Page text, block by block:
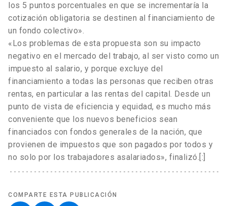
los 5 puntos porcentuales en que se incrementaría la
cotización obligatoria se destinen al financiamiento de
un fondo colectivo».
«Los problemas de esta propuesta son su impacto
negativo en el mercado del trabajo, al ser visto como un
impuesto al salario, y porque excluye del
financiamiento a todas las personas que reciben otras
rentas, en particular a las rentas del capital. Desde un
punto de vista de eficiencia y equidad, es mucho más
conveniente que los nuevos beneficios sean
financiados con fondos generales de la nación, que
provienen de impuestos que son pagados por todos y
no solo por los trabajadores asalariados», finalizó.[:]
COMPARTE ESTA PUBLICACIÓN